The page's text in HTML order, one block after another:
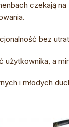
czekają
bez
użytkownika, a
i młodych